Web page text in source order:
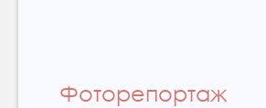
Фоторепортаж